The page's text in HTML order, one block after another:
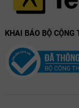
Ghi chú nếm
KHAI BÁO BỘ CỘNG